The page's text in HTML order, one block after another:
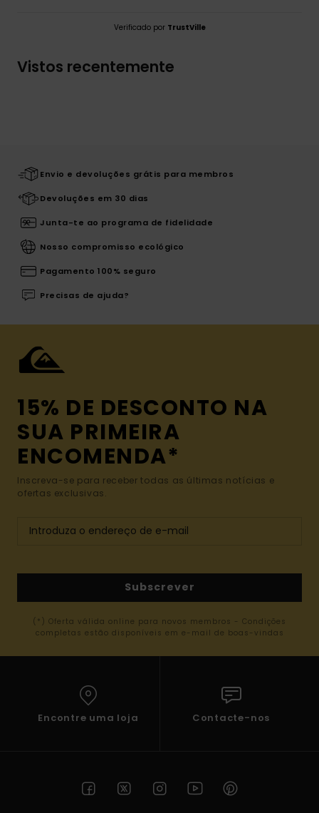
Verificado por TrustVille
Vistos recentemente
Envio e devoluções grátis para membros
Devoluções em 30 dias
Junta-te ao programa de fidelidade
Nosso compromisso ecológico
Pagamento 100% seguro
Precisas de ajuda?
15% DE DESCONTO NA
SUA PRIMEIRA
ENCOMENDA*
Inscreva-se para receber todas as últimas notícias e
ofertas exclusivas.
Subscrever
(*) Oferta válida online para novos membros - Condições
completas estão disponíveis em e-mail de boas-vindas
Encontre uma loja Contacte-nos